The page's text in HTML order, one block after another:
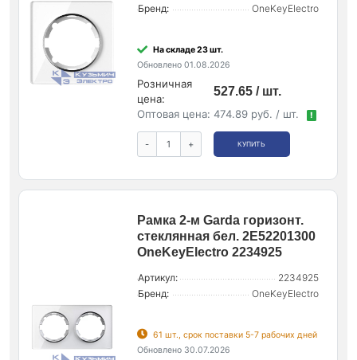
Бренд:
OneKeyElectro
На складе 23 шт.
Обновлено 01.08.2026
Розничная
цена:
527.65 / шт.
Оптовая цена: 474.89 руб. / шт. !
- + КУПИТЬ
Рамка 2-м Garda горизонт.
стеклянная бел. 2E52201300
OneKeyElectro 2234925
Артикул:
2234925
Бренд:
OneKeyElectro
61 шт., срок поставки 5-7 рабочих дней
Обновлено 30.07.2026